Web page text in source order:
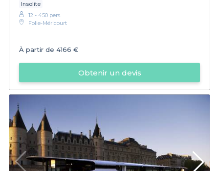
Insolite
12 - 450 pers.
Folie-Méricourt
À partir de 4166 €
Obtenir un devis